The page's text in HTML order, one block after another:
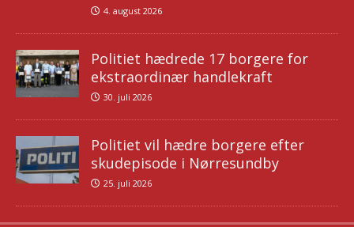
4. august 2026
Politiet hædrede 17 borgere for
ekstraordinær handlekraft
30. juli 2026
Politiet vil hædre borgere efter
skudepisode i Nørresundby
25. juli 2026